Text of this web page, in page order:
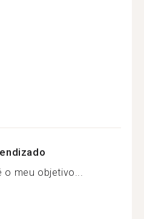
o meu objetivo...